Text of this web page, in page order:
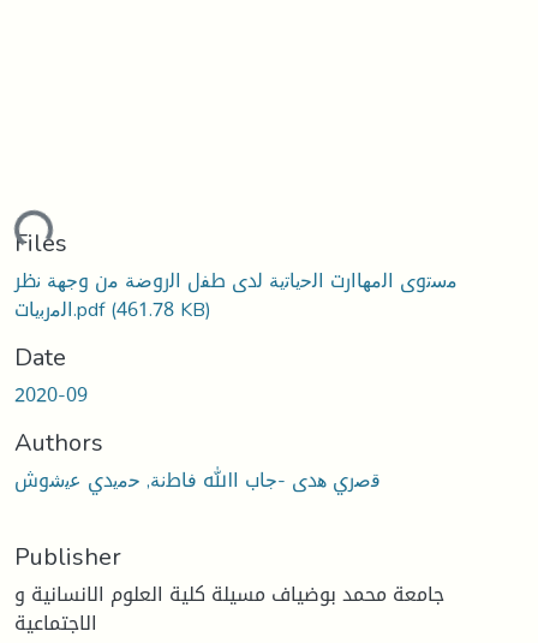
Files
ﻣﺳﺗوى اﻟﻣﻬﺎارت اﻟﺣﯾﺎﺗﯾﺔ ﻟدى طﻔل اﻟروﺿﺔ ﻣن وﺟﻬﺔ ﻧظر
اﻟﻣرﺑﯾﺎت.pdf(461.78 KB)
Date
2020-09
Authors
ﻗﺻري ﻫدى -ﺟﺎب اﷲ ﻓﺎطﻧﺔ, ﺣﻣﯾدي ﻋﯾﺷوش
Publisher
جامعة محمد بوضياف مسيلة كلية العلوم الانسانية و
الاجتماعية